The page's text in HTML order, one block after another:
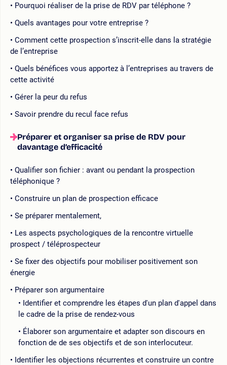
Pourquoi réaliser de la prise de RDV par téléphone ?
Quels avantages pour votre entreprise ?
Comment cette prospection s’inscrit-elle dans la stratégie
de l’entreprise
Quels bénéfices vous apportez à l’entreprises au travers de
cette activité
Gérer la peur du refus
Savoir prendre du recul face refus
Préparer et organiser sa prise de RDV pour
davantage d’efficacité
Qualifier son fichier : avant ou pendant la prospection
téléphonique ?
Construire un plan de prospection efficace
Se préparer mentalement,
Les aspects psychologiques de la rencontre virtuelle
prospect / téléprospecteur
Se fixer des objectifs pour mobiliser positivement son
énergie
Préparer son argumentaire
Identifier et comprendre les étapes d'un plan d'appel dans
le cadre de la prise de rendez-vous
Élaborer son argumentaire et adapter son discours en
fonction de de ses objectifs et de son interlocuteur.
Identifier les objections récurrentes et construire un contre